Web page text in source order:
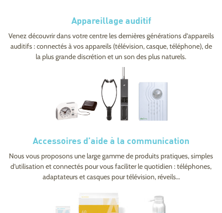
Appareillage auditif
Venez découvrir dans votre centre les dernières générations d’appareils
auditifs : connectés à vos appareils (télévision, casque, téléphone), de
la plus grande discrétion et un son des plus naturels.
Accessoires d’aide à la communication
Nous vous proposons une large gamme de produits pratiques, simples
d’utilisation et connectés pour vous faciliter le quotidien : téléphones,
adaptateurs et casques pour télévision, réveils…